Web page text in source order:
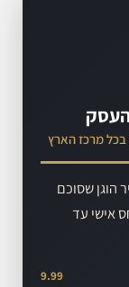
העסק
בכל מרכז הארץ
הוגן שסוכם
אישי עד
9.99